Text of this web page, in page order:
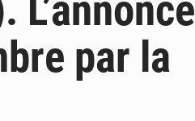
L’annonce
par la